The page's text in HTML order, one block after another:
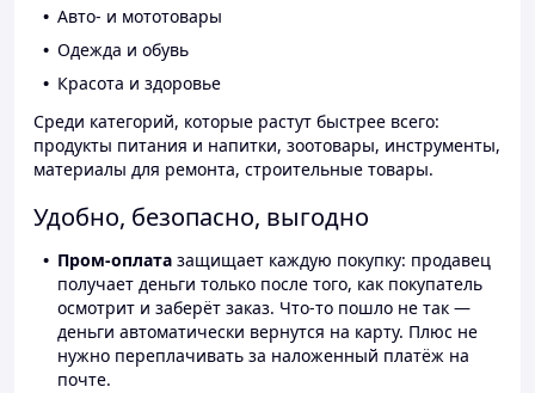
Авто- и мототовары
Одежда и обувь
Красота и здоровье
Среди категорий, которые растут быстрее всего:
продукты питания и напитки, зоотовары, инструменты,
материалы для ремонта, строительные товары.
Удобно, безопасно, выгодно
Пром-оплата защищает каждую покупку: продавец
получает деньги только после того, как покупатель
осмотрит и заберёт заказ. Что-то пошло не так —
деньги автоматически вернутся на карту. Плюс не
нужно переплачивать за наложенный платёж на
почте.